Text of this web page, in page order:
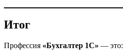
Итог
Профессия «Бухгалтер 1С» — это: